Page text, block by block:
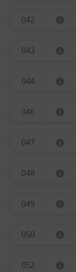
042
043
044
046
047
048
049
050
052